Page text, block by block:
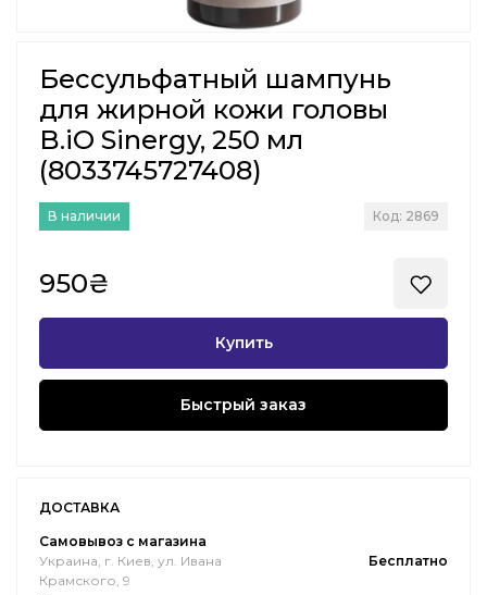
Бессульфатный шампунь
для жирной кожи головы
B.iO Sinergy, 250 мл
(8033745727408)
В наличии Код: 2869
950₴
Купить
Быстрый заказ
ДОСТАВКА
Самовывоз с магазина
Украина, г. Киев, ул. Ивана
Крамского, 9
Бесплатно